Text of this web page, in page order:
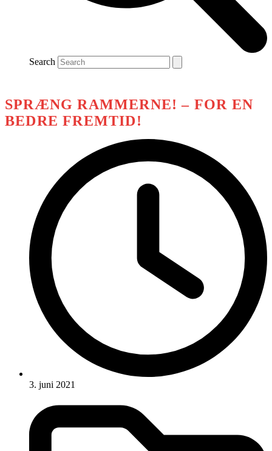
Search
SPRÆNG RAMMERNE! – FOR EN
BEDRE FREMTID!
3. juni 2021